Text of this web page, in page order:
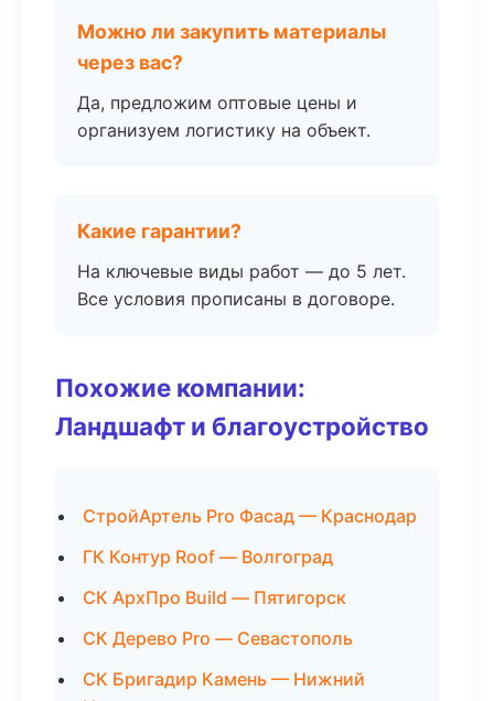
Можно ли закупить материалы
через вас?
Да, предложим оптовые цены и
организуем логистику на объект.
Какие гарантии?
На ключевые виды работ — до 5 лет.
Все условия прописаны в договоре.
Похожие компании:
Ландшафт и благоустройство
СтройАртель Pro Фасад — Краснодар
ГК Контур Roof — Волгоград
СК АрхПро Build — Пятигорск
СК Дерево Pro — Севастополь
СК Бригадир Камень — Нижний